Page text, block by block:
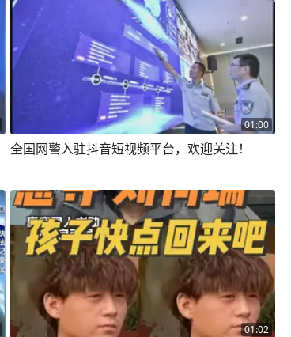
01:00
全国网警入驻抖音短视频平台，欢迎关注！
01:02